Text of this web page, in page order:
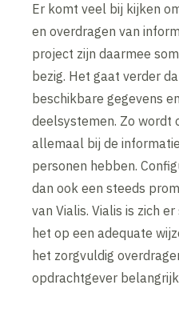
Er komt veel bij kijken
en overdragen van
project zijn daarmee
bezig. Het gaat verder
beschikbare gegevens
deelsystemen. Zo wordt
allemaal bij de
personen hebben.
dan ook een steeds
van Vialis. Vialis is zich
het op een adequate
het zorgvuldig
opdrachtgever belangrijk